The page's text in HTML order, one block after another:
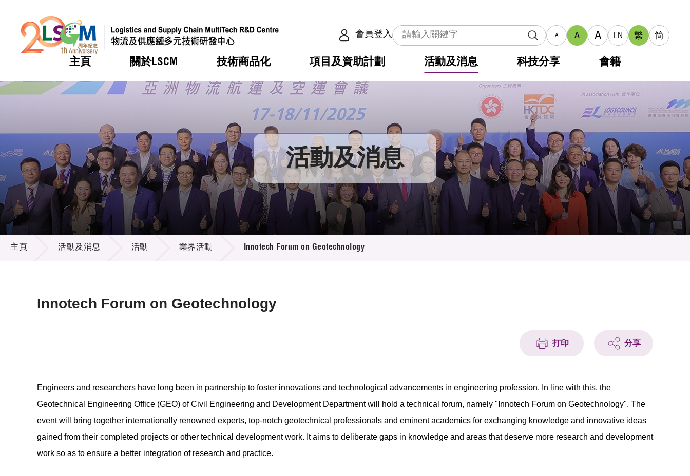
會員登入 A A A EN 繁 简
主頁 關於LSCM
熱門 機構簡介
組織架構
組織架構
董事局
研究顧問
招標通告
技術商品化
熱門 服務
可獲授權之技術
應用於公共服務之創新技術
重點項目
項目及資助計劃
熱門 合作計劃
資助計劃
資助計劃
稅務優惠
申請
評審
徵求研發項目計劃書
項目資料庫
活動及消息
熱門 活動
獎項
新聞中心
媒體報導
新聞稿
資訊中心
多媒體
出版刊物
科技分享 會籍
熱門 會籍及服務
會員列表
會員登入 活動及消息
活動及消息
主頁 活動及消息 活動 業界活動 Innotech Forum on Geotechnology
Innotech Forum on Geotechnology
打印 分享
Engineers and researchers have long been in partnership to foster innovations and technological advancements in engineering profession. In line with this, the
Geotechnical Engineering Office (GEO) of Civil Engineering and Development Department will hold a technical forum, namely "Innotech Forum on Geotechnology". The
event will bring together internationally renowned experts, top-notch geotechnical professionals and eminent academics for exchanging knowledge and innovative ideas
gained from their completed projects or other technical development work. It aims to deliberate gaps in knowledge and areas that deserve more research and development
work so as to ensure a better integration of research and practice.